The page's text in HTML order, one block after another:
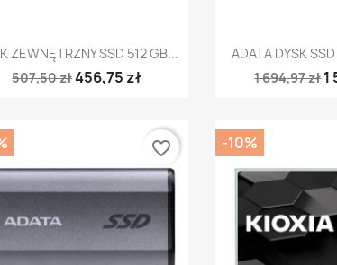
Szybki podgląd
ZEWNĘTRZNY SSD 512 GB...
507,50 zł456,75 zł
Szybki
ADATA DYSK
1 694,97 zł1
favorite_border -10%